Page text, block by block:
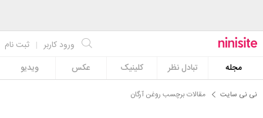
ثبت نام | ورود کاربر
مجله
تبادل نظر کلینیک عکس ویدیو
نی نی سایت مقالات برچسب روغن آرگان